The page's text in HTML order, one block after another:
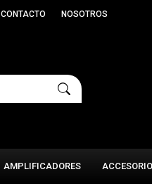
AMPLIFICADORES
CONTACTO NOSOTROS